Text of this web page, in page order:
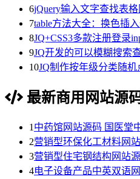
6jQuery输入文字查找表
7table方法大全：换色插
8JQ+CSS3多款注册登录
9JQ开发的可以模糊搜索
10JQ制作按年级分类随
最新商用网站源
1 中药馆网站源码 国医堂
2营销型环保化工材料网
3营销型住宅钢结构网站
4电子设备产品中英双语